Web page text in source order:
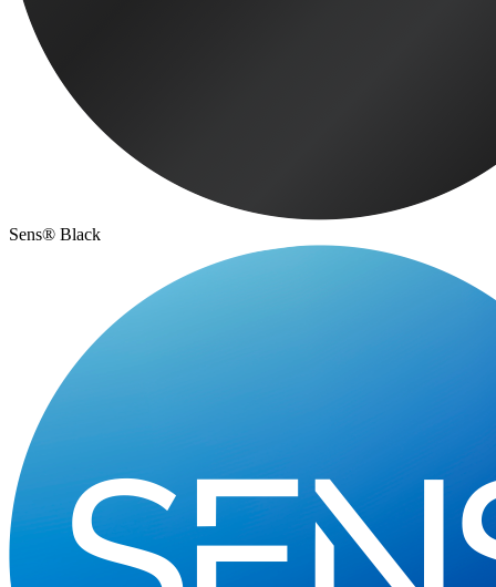
Sens® Black